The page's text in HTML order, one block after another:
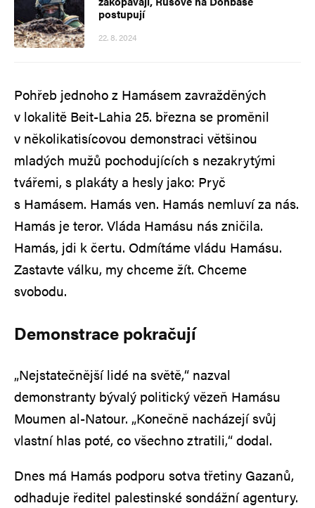
postupují
22. 8. 2024
Pohřeb jednoho z Hamásem zavražděných
v lokalitě Beit-Lahia 25. března se proměnil
v několikatisícovou demonstraci většinou
mladých mužů pochodujících s nezakrytými
tvářemi, s plakáty a hesly jako: Pryč
s Hamásem. Hamás ven. Hamás nemluví za nás.
Hamás je teror. Vláda Hamásu nás zničila.
Hamás, jdi k čertu. Odmítáme vládu Hamásu.
Zastavte válku, my chceme žít. Chceme
svobodu.
Demonstrace pokračují
„Nejstatečnější lidé na světě,“ nazval
demonstranty bývalý politický vězeň Hamásu
Moumen al-Natour. „Konečně nacházejí svůj
vlastní hlas poté, co všechno ztratili,“ dodal.
Dnes má Hamás podporu sotva třetiny Gazanů,
odhaduje ředitel palestinské sondážní agentury.